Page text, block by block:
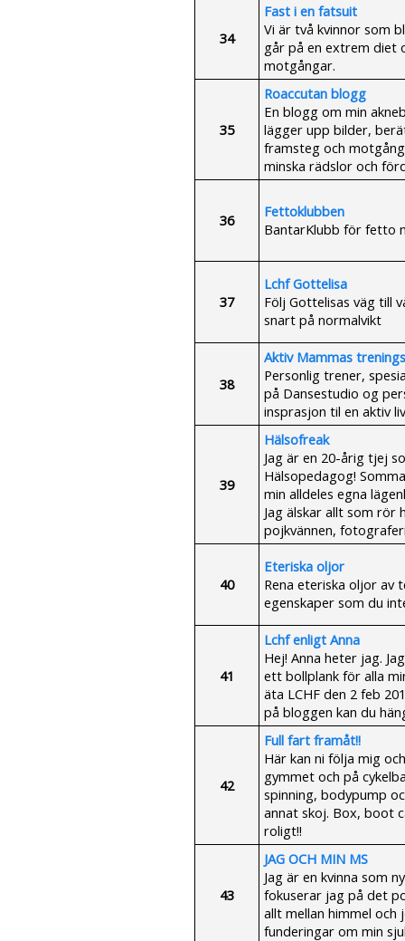
34
Fast i en fatsuit
Vi är två kvinnor som
går på en extrem diet
motgångar.
35
Roaccutan blogg
En blogg om min
lägger upp bilder,
framsteg och
minska rädslor och
36
Fettoklubben
BantarKlubb för fetto
37
Lchf Gottelisa
Följ Gottelisas väg till
snart på normalvikt
38
Aktiv Mammas
Personlig trener,
på Dansestudio og
insprasjon til en aktiv
39
Hälsofreak
Jag är en 20-årig tjej
Hälsopedagog!
min alldeles egna
Jag älskar allt som rör
pojkvännen,
40
Eteriska oljor
Rena eteriska oljor av
egenskaper som du
41
Lchf enligt Anna
Hej! Anna heter jag.
ett bollplank för alla
äta LCHF den 2 feb
på bloggen kan du
42
Full fart framåt!!
Här kan ni följa mig
gymmet och på
spinning, bodypump
annat skoj. Box, boot
roligt!!
43
JAG OCH MIN MS
Jag är en kvinna som
fokuserar jag på det
allt mellan himmel
funderingar om min